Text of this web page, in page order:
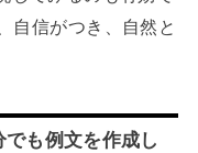
自信がつき、自然と
も例文を作成し